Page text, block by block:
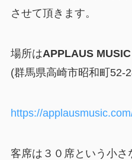
させて頂きます。
場所はAPPLAUS
(群馬県高崎市昭和町52-
https://
客席は３０席という小